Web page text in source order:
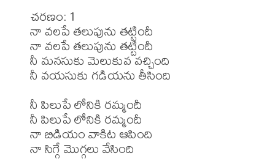
చరణం: 1
నా వలపే తలుపును తట్టిందీ
నా వలపే తలుపును తట్టిందీ
నీ మనసుకు మెలుకువ వచ్చింది
నీ వయసుకు గడియను తీసింది
నీ పిలుపే లోనికి రమ్మందీ
నీ పిలుపే లోనికి రమ్మందీ
నా బిడియం వాకిట ఆపింది
నా సిగ్గే మొగ్గలు వేసింది